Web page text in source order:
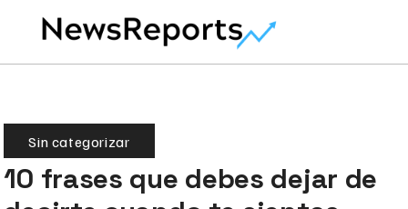
Sin categorizar
10 frases que debes dejar de